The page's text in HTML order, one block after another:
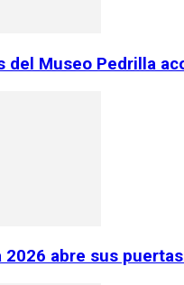
del Museo Pedrilla
2026 abre sus